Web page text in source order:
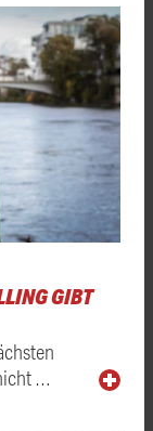
GIBT
…